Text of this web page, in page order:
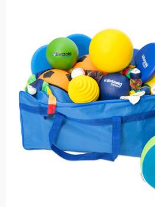
BS Toys(8)
Dusyma(6)
Kraft(5)
Spectra Verlag(1)
Spordas (1)
TopTrike(5)
Wheelybug(1)